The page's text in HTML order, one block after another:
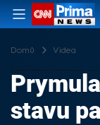
Domů Videa
stavu